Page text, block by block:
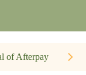
of Afterpay